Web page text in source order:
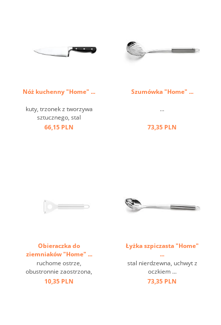
Nóż kuchenny "Home" ...
kuty, trzonek z tworzywa
sztucznego, stal
molibdenowa ...
66,15 PLN
Szumówka "Home" ...
...
73,35 PLN
Obieraczka do
ziemniaków "Home" ...
ruchome ostrze,
obustronnie zaostrzona,
oczko do zawieszenia, stal
10,35 PLN
Łyżka szpiczasta "Home"
...
stal nierdzewna, uchwyt z
oczkiem ...
73,35 PLN